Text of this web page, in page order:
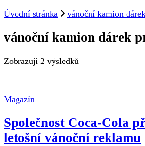
Úvodní stránka
vánoční kamion
vánoční kamion dárek
Zobrazuji 2 výsledků
Magazín
Společnost Coca-Cola
letošní vánoční reklamu